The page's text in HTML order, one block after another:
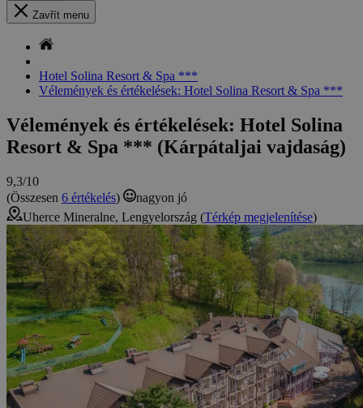
Zavřít menu
Hotel Solina Resort & Spa ***
Vélemények és értékelések: Hotel Solina Resort & Spa ***
Vélemények és értékelések: Hotel Solina
Resort & Spa *** (Kárpátaljai vajdaság)
9,3/10
(Összesen 6 értékelés)
nagyon jó
Uherce Mineralne, Lengyelország (Térkép megjelenítése)